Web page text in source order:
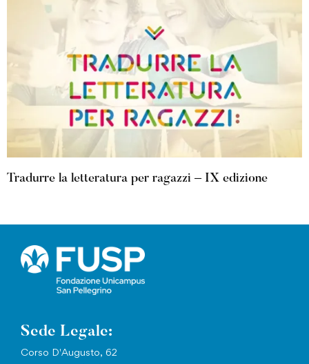
Tradurre la letteratura per ragazzi – IX edizione
Sede Legale:
Corso D'Augusto, 62